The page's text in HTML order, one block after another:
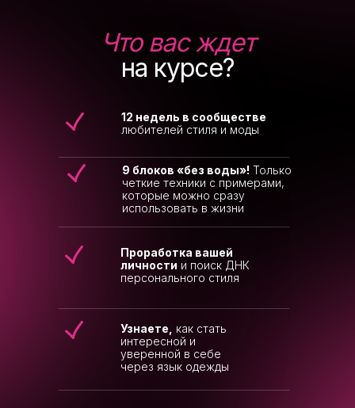
Что вас ждет
на курсе?
12 недель в сообществе
любителей стиля и моды
9 блоков «без воды»! Только
четкие техники с примерами,
которые можно сразу
использовать в жизни
Проработка вашей
личности и поиск ДНК
персонального стиля
Узнаете
как стать
интересной и
уверенной в себе
через язык одежды